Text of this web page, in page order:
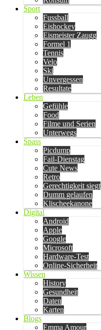
Sport
Fussball
Eishockey
Eismeister Zaugg
Formel 1
Tennis
Velo
Ski
Unvergessen
Resultate
Leben
Gefühle
Food
Filme und Serien
Unterwegs
Spass
Picdump
Fail-Dienstag
Cute News
Retro
Gerechtigkeit siegt
Dumm gelaufen
Klischeekanone
Digital
Android
Apple
Google
Microsoft
Hardware-Test
Online-Sicherheit
Wissen
History
Gesundheit
Daten
Karten
Blogs
Emma Amour